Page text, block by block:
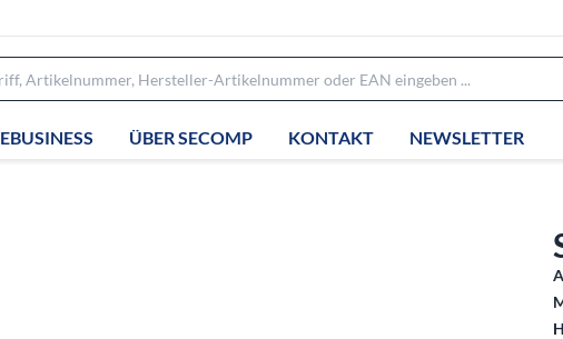
EBUSINESS ÜBER SECOMP KONTAKT NEWSLETTER